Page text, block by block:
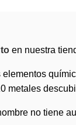
en nuestra
metales
no tiene